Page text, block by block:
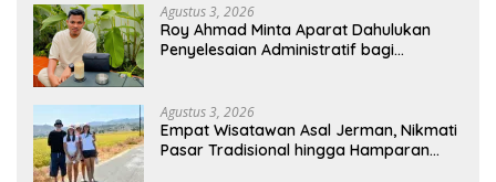
Agustus 3, 2026
Roy Ahmad Minta Aparat Dahulukan
Penyelesaian Administratif bagi
Agustus 3, 2026
Empat Wisatawan Asal Jerman, Nikmati
Pasar Tradisional hingga Hamparan